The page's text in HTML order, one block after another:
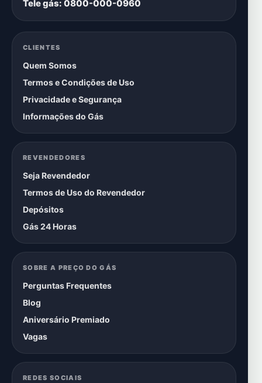
Tele gás: 0800-000-0960
CLIENTES
Quem Somos
Termos e Condições de Uso
Privacidade e Segurança
Informações do Gás
REVENDEDORES
Seja Revendedor
Termos de Uso do Revendedor
Depósitos
Gás 24 Horas
SOBRE A PREÇO DO GÁS
Perguntas Frequentes
Blog
Aniversário Premiado
Vagas
REDES SOCIAIS